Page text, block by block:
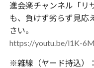
進会楽チャンネル「リ
も、負けず劣らず見応
さい。
https://youtu.be/l1K-
※雑線（ヤード持込）